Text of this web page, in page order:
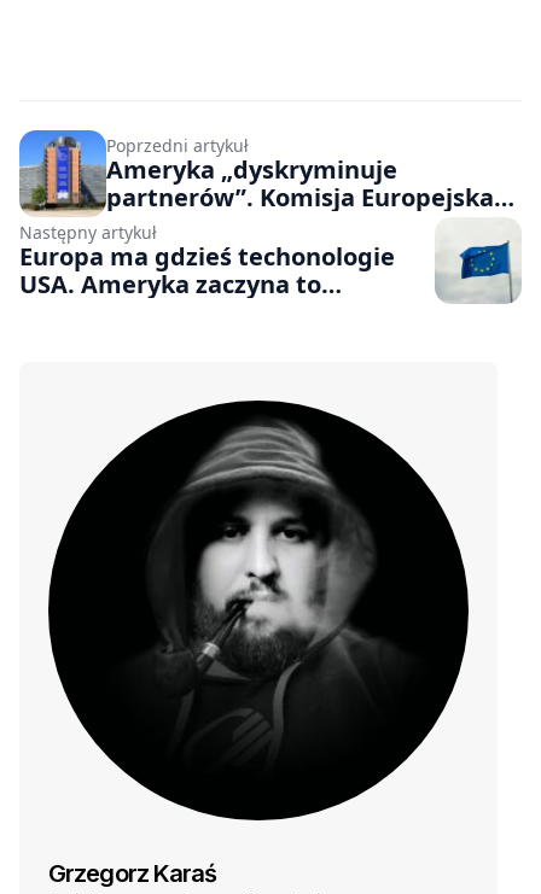
Poprzedni artykuł
Ameryka „dyskryminuje
partnerów”. Komisja Europejska
reaguje na decyzję ws. Anthropic
Następny artykuł
Europa ma gdzieś techonologie
USA. Ameryka zaczyna to
Grzegorz Karaś